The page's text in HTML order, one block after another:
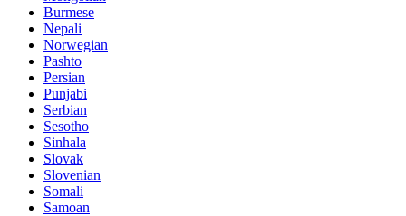
Burmese
Nepali
Norwegian
Pashto
Persian
Punjabi
Serbian
Sesotho
Sinhala
Slovak
Slovenian
Somali
Samoan